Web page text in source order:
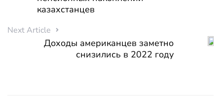
казахстанцев
Next Article
Доходы американцев заметно
снизились в 2022 году